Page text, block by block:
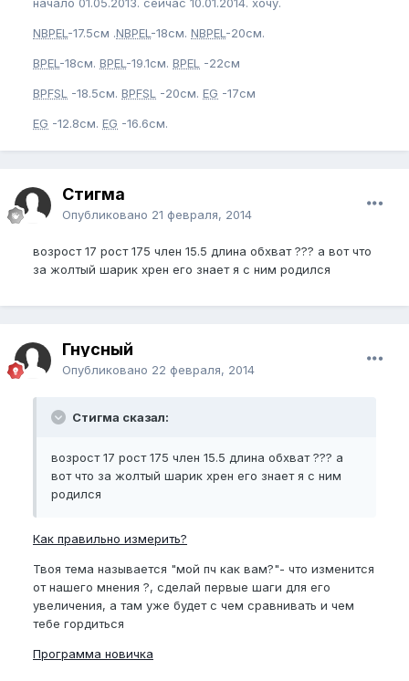
NBPEL -17.5см .NBPEL -18см. NBPEL -20см.
BPEL -18см. BPEL -19.1см. BPEL -22см
BPFSL -18.5см. BPFSL -20см. EG -17см
EG -12.8см. EG -16.6см.
Стигма
Опубликовано 21 февраля, 2014
возрост 17 рост 175 член 15.5 длина обхват ??? а вот что
за жолтый шарик хрен его знает я с ним родился
Гнусный
Опубликовано 22 февраля, 2014
Стигма сказал:
возрост 17 рост 175 член 15.5 длина обхват ??? а
вот что за жолтый шарик хрен его знает я с ним
родился
Как правильно измерить?
Твоя тема называется "мой пч как вам?"- что изменится
от нашего мнения ?, сделай первые шаги для его
увеличения, а там уже будет с чем сравнивать и чем
тебе гордиться
Программа новичка